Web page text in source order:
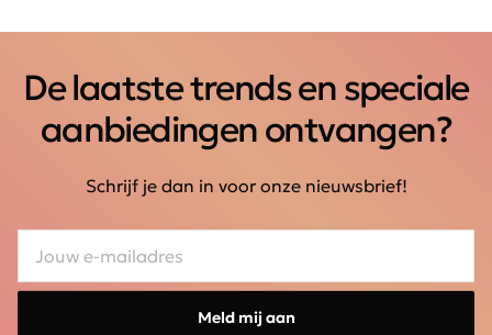
De laatste trends en speciale
aanbiedingen ontvangen?
Schrijf je dan in voor onze nieuwsbrief!
Meld mij aan